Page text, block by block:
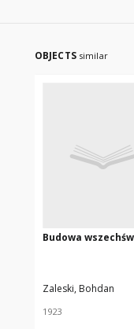
OBJECTS similar
Budowa
Zaleski, Bohdan
1923